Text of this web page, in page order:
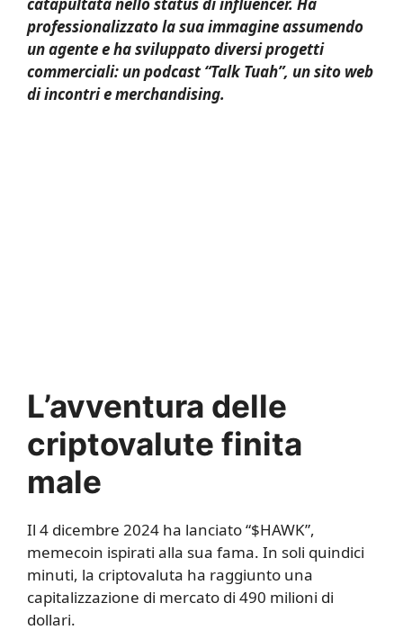
professionalizzato la sua immagine assumendo
un agente e ha sviluppato diversi progetti
commerciali: un podcast “Talk Tuah”, un sito web
di incontri e merchandising.
L’avventura delle
criptovalute finita
male
Il 4 dicembre 2024 ha lanciato “$HAWK”,
memecoin ispirati alla sua fama. In soli quindici
minuti, la criptovaluta ha raggiunto una
capitalizzazione di mercato di 490 milioni di
dollari.